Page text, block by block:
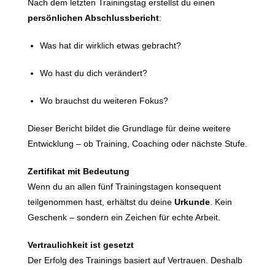
Nach dem letzten Trainingstag erstellst du einen
persönlichen Abschlussbericht:
Was hat dir wirklich etwas gebracht?
Wo hast du dich verändert?
Wo brauchst du weiteren Fokus?
Dieser Bericht bildet die Grundlage für deine weitere
Entwicklung – ob Training, Coaching oder nächste Stufe.
Zertifikat mit Bedeutung
Wenn du an allen fünf Trainingstagen konsequent
teilgenommen hast, erhältst du deine Urkunde . Kein
Geschenk – sondern ein Zeichen für echte Arbeit.
Vertraulichkeit ist gesetzt
Der Erfolg des Trainings basiert auf Vertrauen. Deshalb